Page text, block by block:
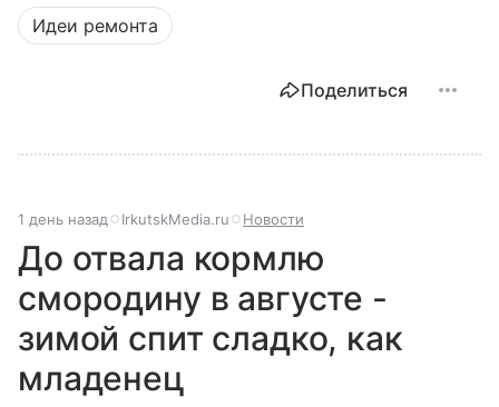
Идеи ремонта
Поделиться
1 день назад IrkutskMedia.ru Новости
До отвала кормлю
смородину в августе -
зимой спит сладко, как
младенец